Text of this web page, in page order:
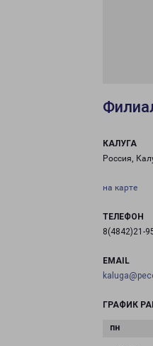
КАЛУГА
Россия,
на карте
ТЕЛЕФОН
8(4842)21-
EMAIL
ГРАФИК